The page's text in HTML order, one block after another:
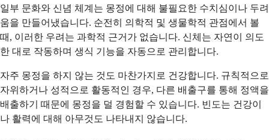
일부 문화와 신념 체계는 몽정에 대해 불필요한 수치심이나 두려
움을 만들어냈습니다. 순전히 의학적 및 생물학적 관점에서 볼
때, 이러한 우려는 과학적 근거가 없습니다. 신체는 자연이 의도
한 대로 작동하며 생식 기능을 자동으로 관리합니다.
자주 몽정을 하지 않는 것도 마찬가지로 건강합니다. 규칙적으로
자위하거나 성적으로 활동적인 경우, 다른 배출구를 통해 정액을
배출하기 때문에 몽정을 덜 경험할 수 있습니다. 빈도는 건강이
나 활력에 대해 아무것도 나타내지 않습니다.